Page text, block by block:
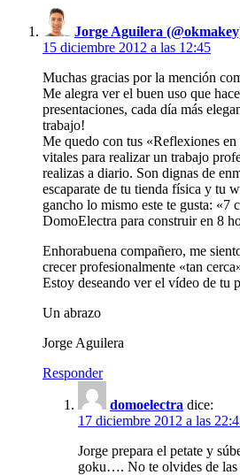
Jorge Aguilera
15 diciembre 2012 a las 12:45
Muchas gracias por la mención
Me alegra ver el buen uso que
presentaciones, cada día más
trabajo!
Me quedo con tus «Reflexiones
vitales para realizar un trabajo
realizas a diario. Son dignas de
escaparate de tu tienda física y tu
gancho lo mismo este te gusta: «7
DomoElectra para construir en 8
Enhorabuena compañero, me
crecer profesionalmente «tan
Estoy deseando ver el vídeo de tu
Un abrazo
Jorge Aguilera
Responder
domoelectra dice:
17 diciembre 2012 a las
Jorge prepara el petate y
goku…. No te olvides de las